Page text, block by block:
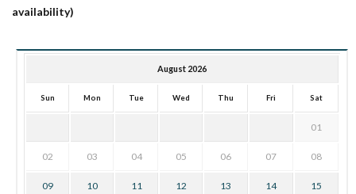
availability)
August 2026
Sun Mon Tue Wed Thu Fri Sat
01
02 03 04 05 06 07 08
09 10 11 12 13 14 15